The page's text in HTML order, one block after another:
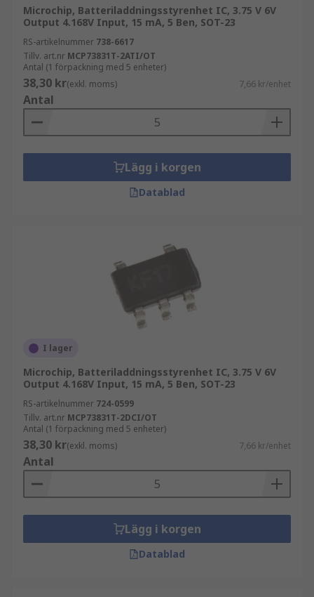
Microchip, Batteriladdningsstyrenhet IC, 3.75 V 6V
Output 4.168V Input, 15 mA, 5 Ben, SOT-23
RS-artikelnummer 738-6617
Tillv. art.nr MCP73831T-2ATI/OT
Antal (1 förpackning med 5 enheter)
38,30 kr(exkl. moms) 7,66 kr/enhet
Antal
Lägg i korgen
Datablad
I lager
Microchip, Batteriladdningsstyrenhet IC, 3.75 V 6V
Output 4.168V Input, 15 mA, 5 Ben, SOT-23
RS-artikelnummer 724-0599
Tillv. art.nr MCP73831T-2DCI/OT
Antal (1 förpackning med 5 enheter)
38,30 kr(exkl. moms) 7,66 kr/enhet
Antal
Lägg i korgen
Datablad